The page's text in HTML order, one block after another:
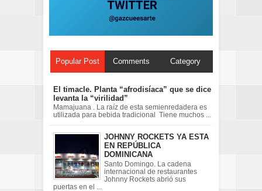
Popular Post Comments Category
El timacle. Planta “afrodisíaca” que se dice
levanta la “virilidad”
Mamajuana . La raíz de esta semienredadera es
utilizada para bebida tradicional Tiene muchos ...
JOHNNY ROCKETS YA ESTA
EN REPÚBLICA
DOMINICANA
Santo Domingo. La cadena
internacional de restaurantes
Johnny Rockets abrió sus
puertas en el ...